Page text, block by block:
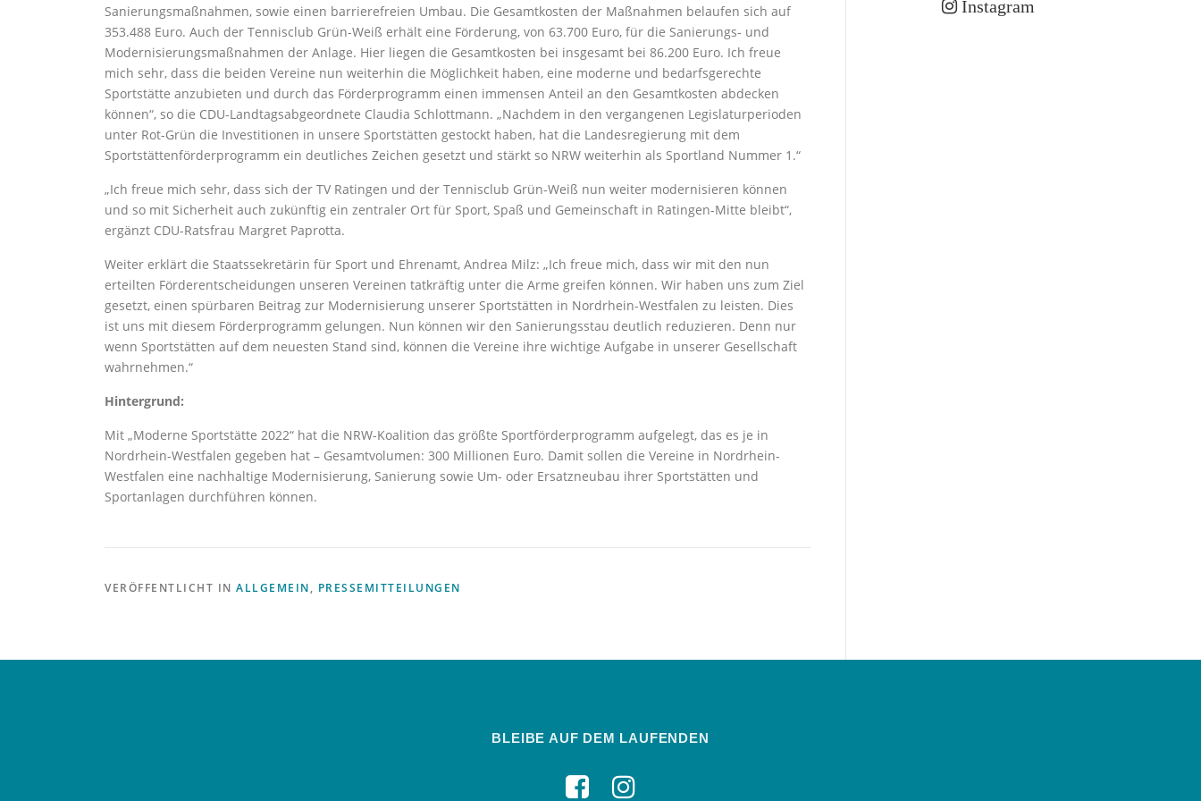
Sanierungsmaßnahmen, sowie einen barrierefreien Umbau. Die Gesamtkosten der Maßnahmen belaufen sich auf
353.488 Euro. Auch der Tennisclub Grün-Weiß erhält eine Förderung, von 63.700 Euro, für die Sanierungs- und
Modernisierungsmaßnahmen der Anlage. Hier liegen die Gesamtkosten bei insgesamt bei 86.200 Euro. Ich freue
mich sehr, dass die beiden Vereine nun weiterhin die Möglichkeit haben, eine moderne und bedarfsgerechte
Sportstätte anzubieten und durch das Förderprogramm einen immensen Anteil an den Gesamtkosten abdecken
können“, so die CDU-Landtagsabgeordnete Claudia Schlottmann. „Nachdem in den vergangenen Legislaturperioden
unter Rot-Grün die Investitionen in unsere Sportstätten gestockt haben, hat die Landesregierung mit dem
Sportstättenförderprogramm ein deutliches Zeichen gesetzt und stärkt so NRW weiterhin als Sportland Nummer 1.“
„Ich freue mich sehr, dass sich der TV Ratingen und der Tennisclub Grün-Weiß nun weiter modernisieren können
und so mit Sicherheit auch zukünftig ein zentraler Ort für Sport, Spaß und Gemeinschaft in Ratingen-Mitte bleibt“,
ergänzt CDU-Ratsfrau Margret Paprotta.
Weiter erklärt die Staatssekretärin für Sport und Ehrenamt, Andrea Milz: „Ich freue mich, dass wir mit den nun
erteilten Förderentscheidungen unseren Vereinen tatkräftig unter die Arme greifen können. Wir haben uns zum Ziel
gesetzt, einen spürbaren Beitrag zur Modernisierung unserer Sportstätten in Nordrhein-Westfalen zu leisten. Dies
ist uns mit diesem Förderprogramm gelungen. Nun können wir den Sanierungsstau deutlich reduzieren. Denn nur
wenn Sportstätten auf dem neuesten Stand sind, können die Vereine ihre wichtige Aufgabe in unserer Gesellschaft
wahrnehmen.“
Hintergrund:
Mit „Moderne Sportstätte 2022“ hat die NRW-Koalition das größte Sportförderprogramm aufgelegt, das es je in
Nordrhein-Westfalen gegeben hat – Gesamtvolumen: 300 Millionen Euro. Damit sollen die Vereine in Nordrhein-
Westfalen eine nachhaltige Modernisierung, Sanierung sowie Um- oder Ersatzneubau ihrer Sportstätten und
Sportanlagen durchführen können.
VERÖFFENTLICHT IN ALLGEMEIN, PRESSEMITTEILUNGEN
Instagram
BLEIBE AUF DEM LAUFENDEN